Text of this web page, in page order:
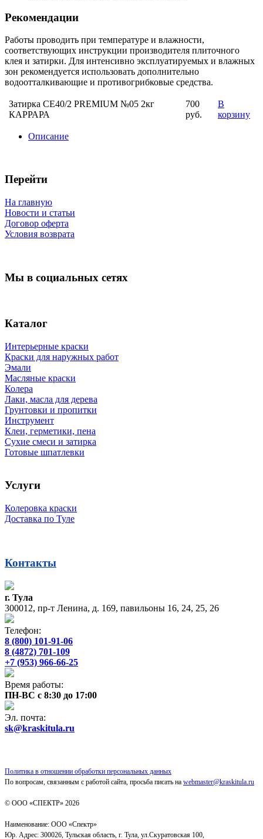
Рекомендации
Работы проводить при температуре и влажности,
соответствующих инструкции производителя плиточного
клея и затирки. Для интенсивно эксплуатируемых и влажных
зон рекомендуется использовать дополнительно
водоотталкивающие и противогрибковые средства.
Затирка СЕ40/2 PREMIUM №05 2кг
КАРРАРА
700
руб.
В
корзину
Описание
Перейти
На главную
Новости и статьи
Договор оферта
Условия возврата
Мы в социальных сетях
Каталог
Интерьерные краски
Краски для наружных работ
Эмали
Масляные краски
Колера
Лаки, масла для дерева
Грунтовки и пропитки
Инструмент
Клеи, герметики, пена
Сухие смеси и затирка
Готовые шпатлевки
Услуги
Колеровка краски
Доставка по Туле
Контакты
г. Тула
300012, пр-т Ленина, д. 169, павильоны 16, 24, 25, 26
Телефон:
8 (800) 101-91-06
8 (4872) 701-109
+7 (953) 966-66-25
Время работы:
ПН-ВС с 8:30 до 17:00
Эл. почта:
sk@kraskitula.ru
Политика в отношении обработки персональных данных
По вопросам, связанным с работой сайта, просьба писать на webmaster@kraskitula.ru
© ООО «СПЕКТР» 2026
Наименование: ООО «Спектр»
Юр. Адрес: 300026, Тульская область, г. Тула, ул.Скуратовская 100,